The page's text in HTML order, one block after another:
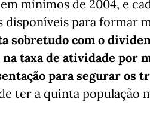
mínimos de 2004, e
disponíveis para formar
sobretudo com o
taxa de atividade por
para segurar os
ter a quinta população